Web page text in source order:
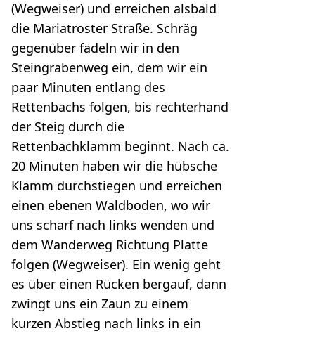
(Wegweiser) und erreichen alsbald
die Mariatroster Straße. Schräg
gegenüber fädeln wir in den
Steingrabenweg ein, dem wir ein
paar Minuten entlang des
Rettenbachs folgen, bis rechterhand
der Steig durch die
Rettenbachklamm beginnt. Nach ca.
20 Minuten haben wir die hübsche
Klamm durchstiegen und erreichen
einen ebenen Waldboden, wo wir
uns scharf nach links wenden und
dem Wanderweg Richtung Platte
folgen (Wegweiser). Ein wenig geht
es über einen Rücken bergauf, dann
zwingt uns ein Zaun zu einem
kurzen Abstieg nach links in ein